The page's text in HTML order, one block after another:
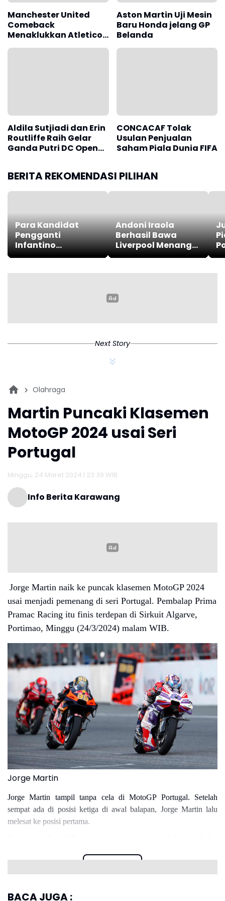
Manchester United
Comeback
Menaklukkan Atletico
Madrid 2-1
Aston Martin Uji Mesin
Baru Honda jelang GP
Belanda
Aldila Sutjiadi dan Erin
Routliffe Raih Gelar
Ganda Putri DC Open
CONCACAF Tolak
Usulan Penjualan
Saham Piala Dunia FIFA
BERITA REKOMENDASI PILIHAN
Para Kandidat
Pengganti
Infantino
Mengemuka
FIFA 2027
Andoni Iraola
Berhasil Bawa
Liverpool Menang
dari Sunderland
Next Story
Olahraga
Martin Puncaki Klasemen
MotoGP 2024 usai Seri
Portugal
Minggu, 24 Maret 2024 | 23:39 WIB
Info Berita Karawang
Jorge Martin naik ke puncak klasemen MotoGP 2024
usai menjadi pemenang di seri Portugal. Pembalap Prima
Pramac Racing itu finis terdepan di Sirkuit Algarve,
Portimao, Minggu (24/3/2024) malam WIB.
Jorge Martin
Jorge Martin tampil tanpa cela di MotoGP Portugal. Setelah
sempat ada di posisi ketiga di awal balapan, Jorge Martin lalu
melesat ke posisi pertama.
BACA JUGA :